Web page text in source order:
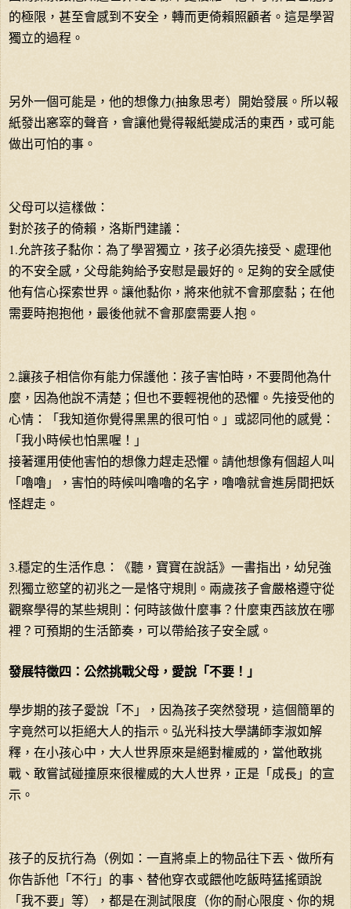
的極限，甚至會感到不安全，轉而更倚賴照顧者。這是學習
獨立的過程。
另外一個可能是，他的想像力(抽象思考）開始發展。所以報
紙發出窸窣的聲音，會讓他覺得報紙變成活的東西，或可能
做出可怕的事。
父母可以這樣做：
對於孩子的倚賴，洛斯門建議：
1.允許孩子黏你：為了學習獨立，孩子必須先接受、處理他
的不安全感，父母能夠給予安慰是最好的。足夠的安全感使
他有信心探索世界。讓他黏你，將來他就不會那麼黏；在他
需要時抱抱他，最後他就不會那麼需要人抱。
2.讓孩子相信你有能力保護他：孩子害怕時，不要問他為什
麼，因為他說不清楚；但也不要輕視他的恐懼。先接受他的
心情：「我知道你覺得黑黑的很可怕。」或認同他的感覺：
「我小時候也怕黑喔！」
接著運用使他害怕的想像力趕走恐懼。請他想像有個超人叫
「嚕嚕」，害怕的時候叫嚕嚕的名字，嚕嚕就會進房間把妖
怪趕走。
3.穩定的生活作息：《聽，寶寶在說話》一書指出，幼兒強
烈獨立慾望的初兆之一是恪守規則。兩歲孩子會嚴格遵守從
觀察學得的某些規則：何時該做什麼事？什麼東西該放在哪
裡？可預期的生活節奏，可以帶給孩子安全感。
發展特徵四：公然挑戰父母，愛說「不要！」
學步期的孩子愛說「不」，因為孩子突然發現，這個簡單的
字竟然可以拒絕大人的指示。弘光科技大學講師李淑如解
釋，在小孩心中，大人世界原來是絕對權威的，當他敢挑
戰、敢嘗試碰撞原來很權威的大人世界，正是「成長」的宣
示。
孩子的反抗行為（例如：一直將桌上的物品往下丟、做所有
你告訴他「不行」的事、替他穿衣或餵他吃飯時猛搖頭說
「我不要」等），都是在測試限度（你的耐心限度、你的規